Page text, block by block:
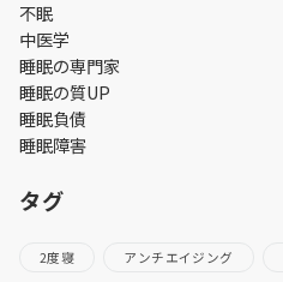
不眠
中医学
睡眠の専門家
睡眠の質UP
睡眠負債
睡眠障害
タグ
2度寝 アンチエイジング